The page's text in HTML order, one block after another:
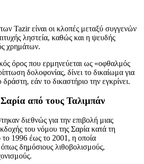
Tazir είναι οι κλοπές μεταξύ συγγενών
ληστεία, καθώς και η ψευδής
χρημάτων.
όρος που ερμηνεύεται ως «οφθαλμός
δολοφονίας, δίνει το δικαίωμα για
εάν το δικαστήριο την εγκρίνει.
από τους Ταλιμπάν
διεθνώς για την επιβολή μιας
του νόμου της Σαρία κατά τη
1996 έως το 2001, η οποία
δημόσιους λιθοβολισμούς,